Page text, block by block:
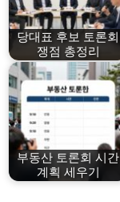
당대표 후보 토론회
쟁점 총정리
부동산 토론회 시간
계획 세우기